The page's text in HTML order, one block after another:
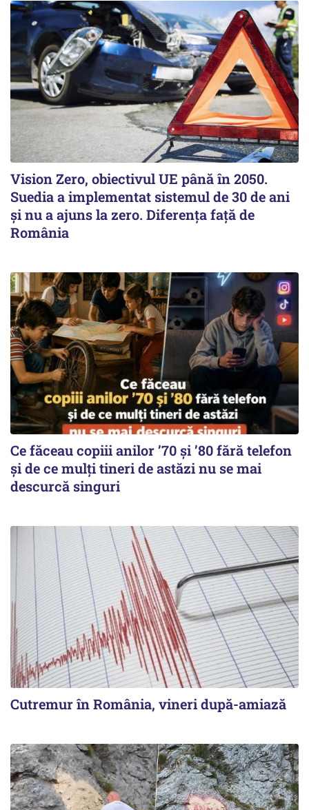
Vision Zero, obiectivul UE până în 2050.
Suedia a implementat sistemul de 30 de ani
şi nu a ajuns la zero. Diferenţa faţă de
România
Ce făceau copiii anilor ’70 și ’80 fără telefon
și de ce mulți tineri de astăzi nu se mai
descurcă singuri
Cutremur în România, vineri după-amiază